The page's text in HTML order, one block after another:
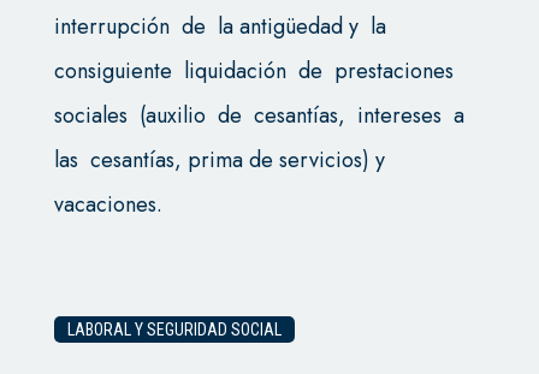
interrupción de la antigüedad y la
consiguiente liquidación de prestaciones
sociales (auxilio de cesantías, intereses a
las cesantías, prima de servicios) y
vacaciones.
LABORAL Y SEGURIDAD SOCIAL